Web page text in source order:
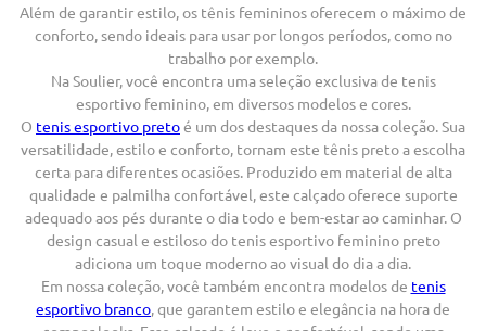
Além de garantir estilo, os tênis femininos oferecem o máximo de
conforto, sendo ideais para usar por longos períodos, como no
trabalho por exemplo.
Na Soulier, você encontra uma seleção exclusiva de tenis
esportivo feminino, em diversos modelos e cores.
O tenis esportivo pretoé um dos destaques da nossa coleção. Sua
versatilidade, estilo e conforto, tornam este tênis preto a escolha
certa para diferentes ocasiões. Produzido em material de alta
qualidade e palmilha confortável, este calçado oferece suporte
adequado aos pés durante o dia todo e bem-estar ao caminhar. O
design casual e estiloso do tenis esportivo feminino preto
adiciona um toque moderno ao visual do dia a dia.
Em nossa coleção, você também encontra modelos de tenis
esportivo branco, que garantem estilo e elegância na hora de